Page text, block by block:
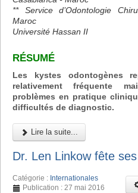
** Service d’Odontologie
Maroc
Université Hassan II
RÉSUMÉ
Les kystes odontogènes
relativement fréquente
problèmes en pratique
difficultés de diagnostic.
Lire la suite...
Dr. Len Linkow fête
Catégorie : Internationales
Publication : 27 mai 2016